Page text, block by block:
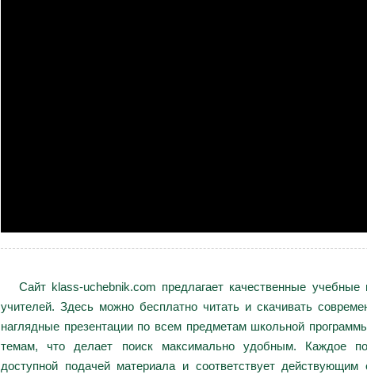
Сайт klass-uchebnik.com предлагает качественные
учителей. Здесь можно бесплатно читать и скачивать
наглядные презентации по всем предметам школьной
темам, что делает поиск максимально удобным. Каждое
доступной подачей материала и соответствует действующим